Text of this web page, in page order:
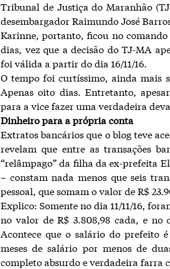
Tribunal de Justiça do Maranhão
desembargador Raimundo José
Karinne, portanto, ficou no
dias, vez que a decisão do TJ-MA
foi válida a partir do dia 16/11/16.
O tempo foi curtíssimo, ainda mais
Apenas oito dias. Entretanto,
para a vice fazer uma verdadeira
Dinheiro para a própria conta
Extratos bancários que o blog teve
revelam que entre as transações
“relâmpago” da filha da ex-prefeita
– constam nada menos que seis
pessoal, que somam o valor de R$
Explico: Somente no dia 11/11/16,
no valor de R$ 3.808,98 cada, e no
Acontece que o salário do prefeito
meses de salário por menos de
completo absurdo e verdadeira farra